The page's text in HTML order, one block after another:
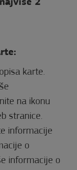
2
karte.
na ikonu
stranice.
informacije
o
informacije o